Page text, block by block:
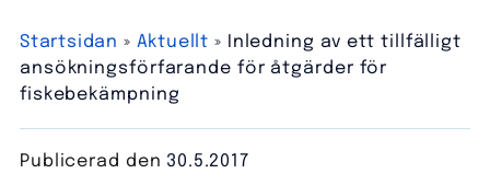
Startsidan » Aktuellt »
Inledning av ett tillfälligt
ansökningsförfarande för åtgärder för
fiskebekämpning
Publicerad den 30.5.2017